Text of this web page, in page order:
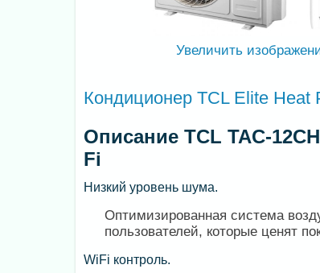
Увеличить
Кондиционер TCL Elite Heat
Описание TCL TAC-
Fi
Низкий уровень шума.
Оптимизированная система
пользователей, которые ценят
WiFi контроль.